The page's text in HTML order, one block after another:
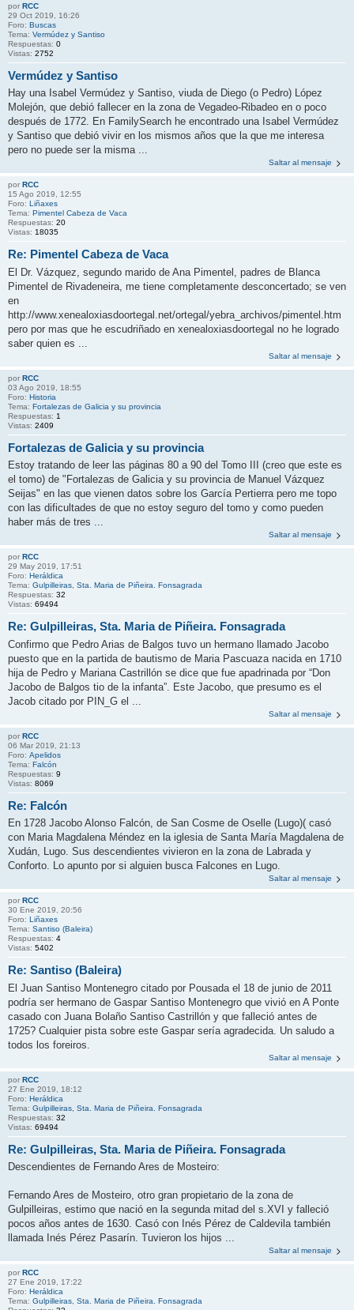
por RCC
29 Oct 2019, 16:26
Foro: Buscas
Tema: Vermúdez y Santiso
Respuestas: 0
Vistas: 2752
Vermúdez y Santiso
Hay una Isabel Vermúdez y Santiso, viuda de Diego (o Pedro) López
Molejón, que debió fallecer en la zona de Vegadeo-Ribadeo en o poco
después de 1772. En FamilySearch he encontrado una Isabel Vermúdez
y Santiso que debió vivir en los mismos años que la que me interesa
pero no puede ser la misma ...
Saltar al mensaje
por RCC
15 Ago 2019, 12:55
Foro: Liñaxes
Tema: Pimentel Cabeza de Vaca
Respuestas: 20
Vistas: 18035
Re: Pimentel Cabeza de Vaca
El Dr. Vázquez, segundo marido de Ana Pimentel, padres de Blanca
Pimentel de Rivadeneira, me tiene completamente desconcertado; se ven
en
http://www.xenealoxiasdoortegal.net/ortegal/yebra_archivos/pimentel.htm
pero por mas que he escudriñado en xenealoxiasdoortegal no he logrado
saber quien es ...
Saltar al mensaje
por RCC
03 Ago 2019, 18:55
Foro: Historia
Tema: Fortalezas de Galicia y su provincia
Respuestas: 1
Vistas: 2409
Fortalezas de Galicia y su provincia
Estoy tratando de leer las páginas 80 a 90 del Tomo III (creo que este es
el tomo) de "Fortalezas de Galicia y su provincia de Manuel Vázquez
Seijas" en las que vienen datos sobre los García Pertierra pero me topo
con las dificultades de que no estoy seguro del tomo y como pueden
haber más de tres ...
Saltar al mensaje
por RCC
29 May 2019, 17:51
Foro: Heráldica
Tema: Gulpilleiras, Sta. Maria de Piñeira. Fonsagrada
Respuestas: 32
Vistas: 69494
Re: Gulpilleiras, Sta. Maria de Piñeira. Fonsagrada
Confirmo que Pedro Arias de Balgos tuvo un hermano llamado Jacobo
puesto que en la partida de bautismo de Maria Pascuaza nacida en 1710
hija de Pedro y Mariana Castrillón se dice que fue apadrinada por “Don
Jacobo de Balgos tio de la infanta”. Este Jacobo, que presumo es el
Jacob citado por PIN_G el ...
Saltar al mensaje
por RCC
06 Mar 2019, 21:13
Foro: Apelidos
Tema: Falcón
Respuestas: 9
Vistas: 8069
Re: Falcón
En 1728 Jacobo Alonso Falcón, de San Cosme de Oselle (Lugo)( casó
con Maria Magdalena Méndez en la iglesia de Santa María Magdalena de
Xudán, Lugo. Sus descendientes vivieron en la zona de Labrada y
Conforto. Lo apunto por si alguien busca Falcones en Lugo.
Saltar al mensaje
por RCC
30 Ene 2019, 20:56
Foro: Liñaxes
Tema: Santiso (Baleira)
Respuestas: 4
Vistas: 5402
Re: Santiso (Baleira)
El Juan Santiso Montenegro citado por Pousada el 18 de junio de 2011
podría ser hermano de Gaspar Santiso Montenegro que vivió en A Ponte
casado con Juana Bolaño Santiso Castrillón y que falleció antes de
1725? Cualquier pista sobre este Gaspar sería agradecida. Un saludo a
todos los foreiros.
Saltar al mensaje
por RCC
27 Ene 2019, 18:12
Foro: Heráldica
Tema: Gulpilleiras, Sta. Maria de Piñeira. Fonsagrada
Respuestas: 32
Vistas: 69494
Re: Gulpilleiras, Sta. Maria de Piñeira. Fonsagrada
Descendientes de Fernando Ares de Mosteiro:
Fernando Ares de Mosteiro, otro gran propietario de la zona de
Gulpilleiras, estimo que nació en la segunda mitad del s.XVI y falleció
pocos años antes de 1630. Casó con Inés Pérez de Caldevila también
llamada Inés Pérez Pasarín. Tuvieron los hijos ...
Saltar al mensaje
por RCC
27 Ene 2019, 17:22
Foro: Heráldica
Tema: Gulpilleiras, Sta. Maria de Piñeira. Fonsagrada